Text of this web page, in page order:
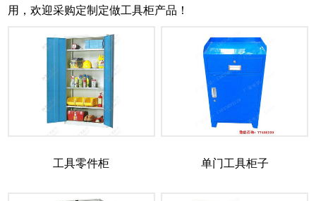
用，欢迎采购定制定做工具柜产品！
工具零件柜 单门工具柜子